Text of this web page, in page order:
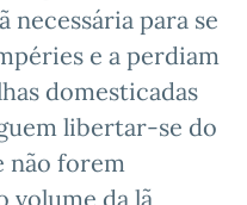
necessária para se
e a perdiam
domesticadas
libertar-se do
não forem
volume da lã